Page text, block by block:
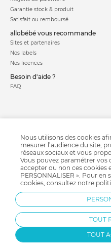
Garantie stock & produit
Satisfait ou remboursé
allobébé vous recommande
Sites et partenaires
Nos labels
Nos licences
Besoin d'aide ?
FAQ
Recharge poubelle à couches
Nous utilisons des cookies
mesurer l’audience du site,
réseaux sociaux et vous
Vous pouvez paramétrer
accepter ou non ces cookies
PERSONNALISER ». Pour
cookies, consultez notre
TOUT
TOUT